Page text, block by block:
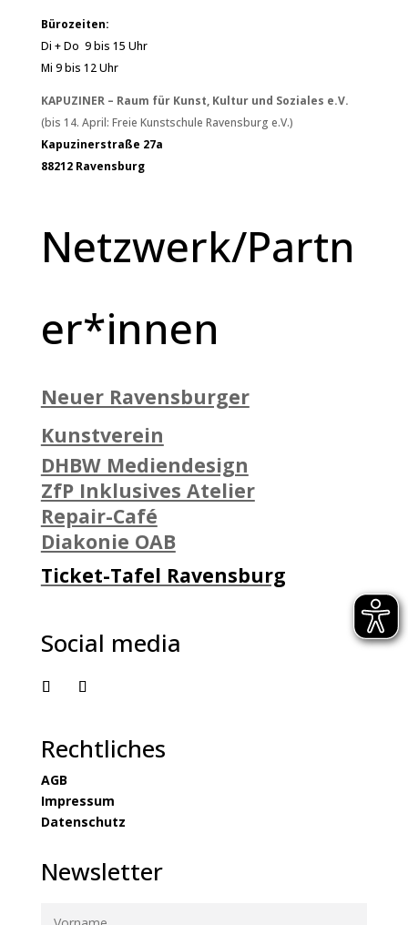
Bürozeiten:
Di + Do 9 bis 15 Uhr
Mi 9 bis 12 Uhr
KAPUZINER – Raum für Kunst, Kultur und Soziales e.V.
(bis 14. April: Freie Kunstschule Ravensburg e.V.)
Kapuzinerstraße 27a
88212 Ravensburg
Netzwerk/Partn
er*innen
Neuer Ravensburger
Kunstverein
DHBW Mediendesign
ZfP Inklusives Atelier
Repair-Café
Diakonie OAB
Ticket-Tafel Ravensburg
Social media
Rechtliches
AGB
Impressum
Datenschutz
Newsletter